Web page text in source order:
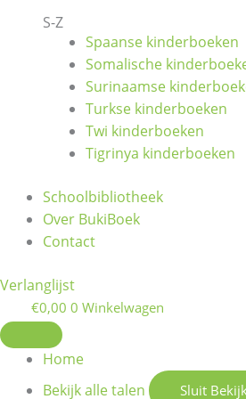
S-Z
Spaanse kinderboeken
Somalische
Surinaamse
Turkse kinderboeken
Twi kinderboeken
Tigrinya kinderboeken
Schoolbibliotheek
Over BukiBoek
Contact
Verlanglijst
€0,00 0 Winkelwagen
Home
Bekijk alle talen
Sluit